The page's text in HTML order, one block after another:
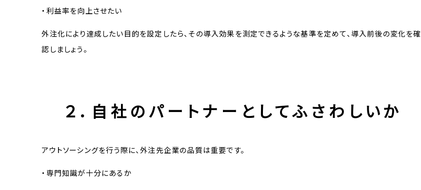
・利益率を向上させたい
外注化により達成したい目的を設定したら、その導入効果を測定できるような基準を定めて、導入前後の変化を確
認しましょう。
２．自社のパートナーとしてふさわしいか
アウトソーシングを行う際に、外注先企業の品質は重要です。
・専門知識が十分にあるか